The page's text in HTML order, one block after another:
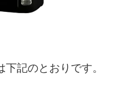
下記のとおりです。